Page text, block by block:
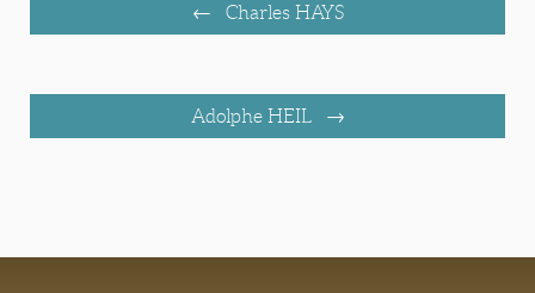
Charles HAYS
Adolphe HEIL